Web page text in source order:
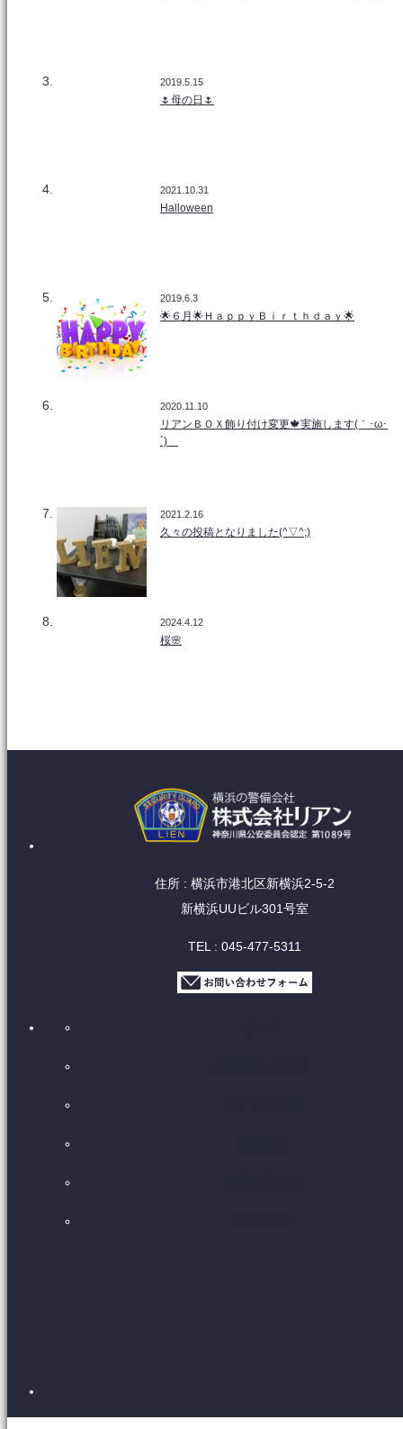
2019.5.15
🌷母の日🌷
2021.10.31
Halloween
2019.6.3
🌟６月🌟ＨａｐｐｙＢｉｒｔｈｄａｙ🌟
2020.11.10
リアンＢＯＸ飾り付け変更🍁実施します(｀･ω･
´)ゞ
2021.2.16
久々の投稿となりました(^▽^;)
2024.4.12
桜🌸
住所 : 横浜市港北区新横浜2-5-2
新横浜UUビル301号室
TEL : 045-477-5311